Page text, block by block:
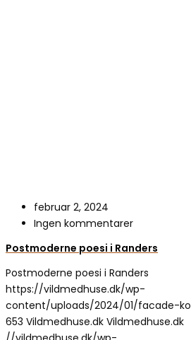
februar 2, 2024
Ingen kommentarer
Postmoderne poesi i Randers
Postmoderne poesi i Randers
https://vildmedhuse.dk/wp-
content/uploads/2024/01/facade-
653 Vildmedhuse.dk Vildmedhuse.dk